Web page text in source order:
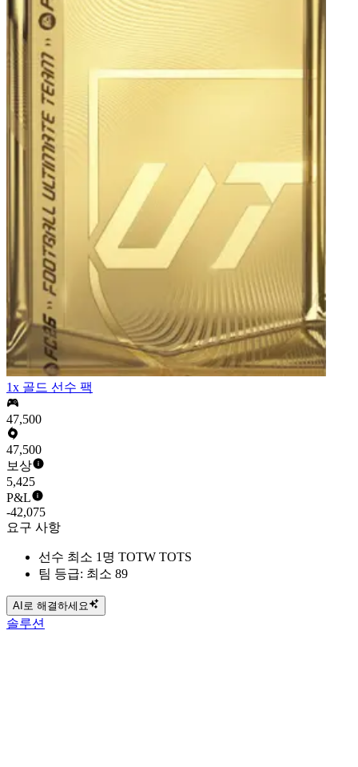
1x 골드 선수 팩
47,500
47,500
보상
5,425
P&L
-42,075
요구 사항
선수 최소 1명 TOTW TOTS
팀 등급: 최소 89
AI로 해결하세요
솔루션